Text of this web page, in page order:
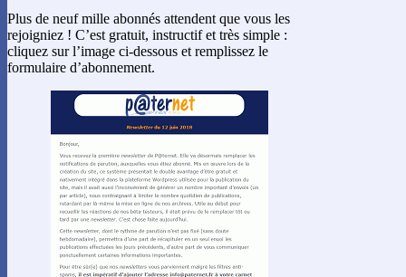
Plus de neuf mille abonnés attendent que vous les
rejoigniez ! C’est gratuit, instructif et très simple :
cliquez sur l’image ci-dessous et remplissez le
formulaire d’abonnement.